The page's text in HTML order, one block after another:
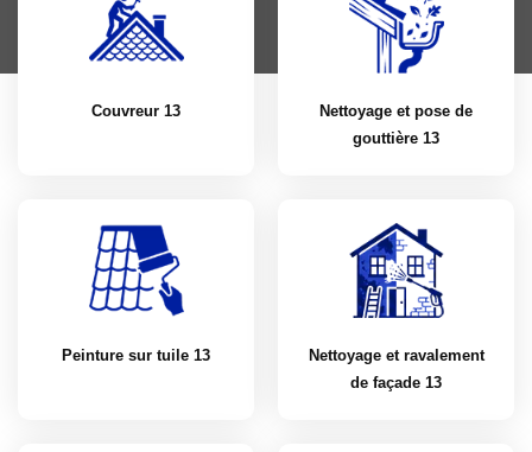
Couvreur 13
Nettoyage et pose de
gouttière 13
Peinture sur tuile 13
Nettoyage et ravalement
de façade 13